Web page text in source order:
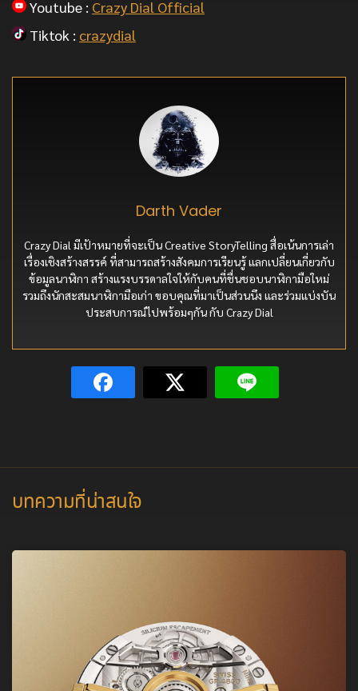
Youtube : Crazy Dial Official
Tiktok : crazydial
Darth Vader
Crazy Dial มีเป้าหมายที่จะเป็น Creative StoryTelling สื่อเน้นการเล่า
เรื่องเชิงสร้างสรรค์ ที่สามารถสร้างสังคมการเรียนรู้ แลกเปลี่ยนเกี่ยวกับ
ข้อมูลนาฬิกา สร้างแรงบรรดาลใจให้กับคนที่ชื่นชอบนาฬิกามือใหม่
รวมถึงนักสะสมนาฬิกามือเก่า ขอบคุณที่มาเป็นส่วนนึง และร่วมแบ่งบัน
ประสบการณ์ไปพร้อมๆกัน กับ Crazy Dial
บทความที่น่าสนใจ